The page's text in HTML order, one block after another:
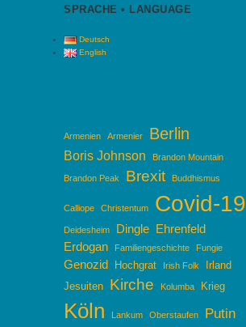
SPRACHE • LANGUAGE
Deutsch
English
Armenien Armenier Berlin
Boris Johnson Brandon Mountain
Brandon Peak Brexit Buddhismus
Calliope Christentum Covid-19
Deidesheim Dingle
Ehrenfeld
Erdogan
Familiengeschichte Fungie
Genozid Hochgrat Irish Folk
Irland
Jesuiten Kirche Kolumba Krieg
Köln Lankum Oberstaufen Putin